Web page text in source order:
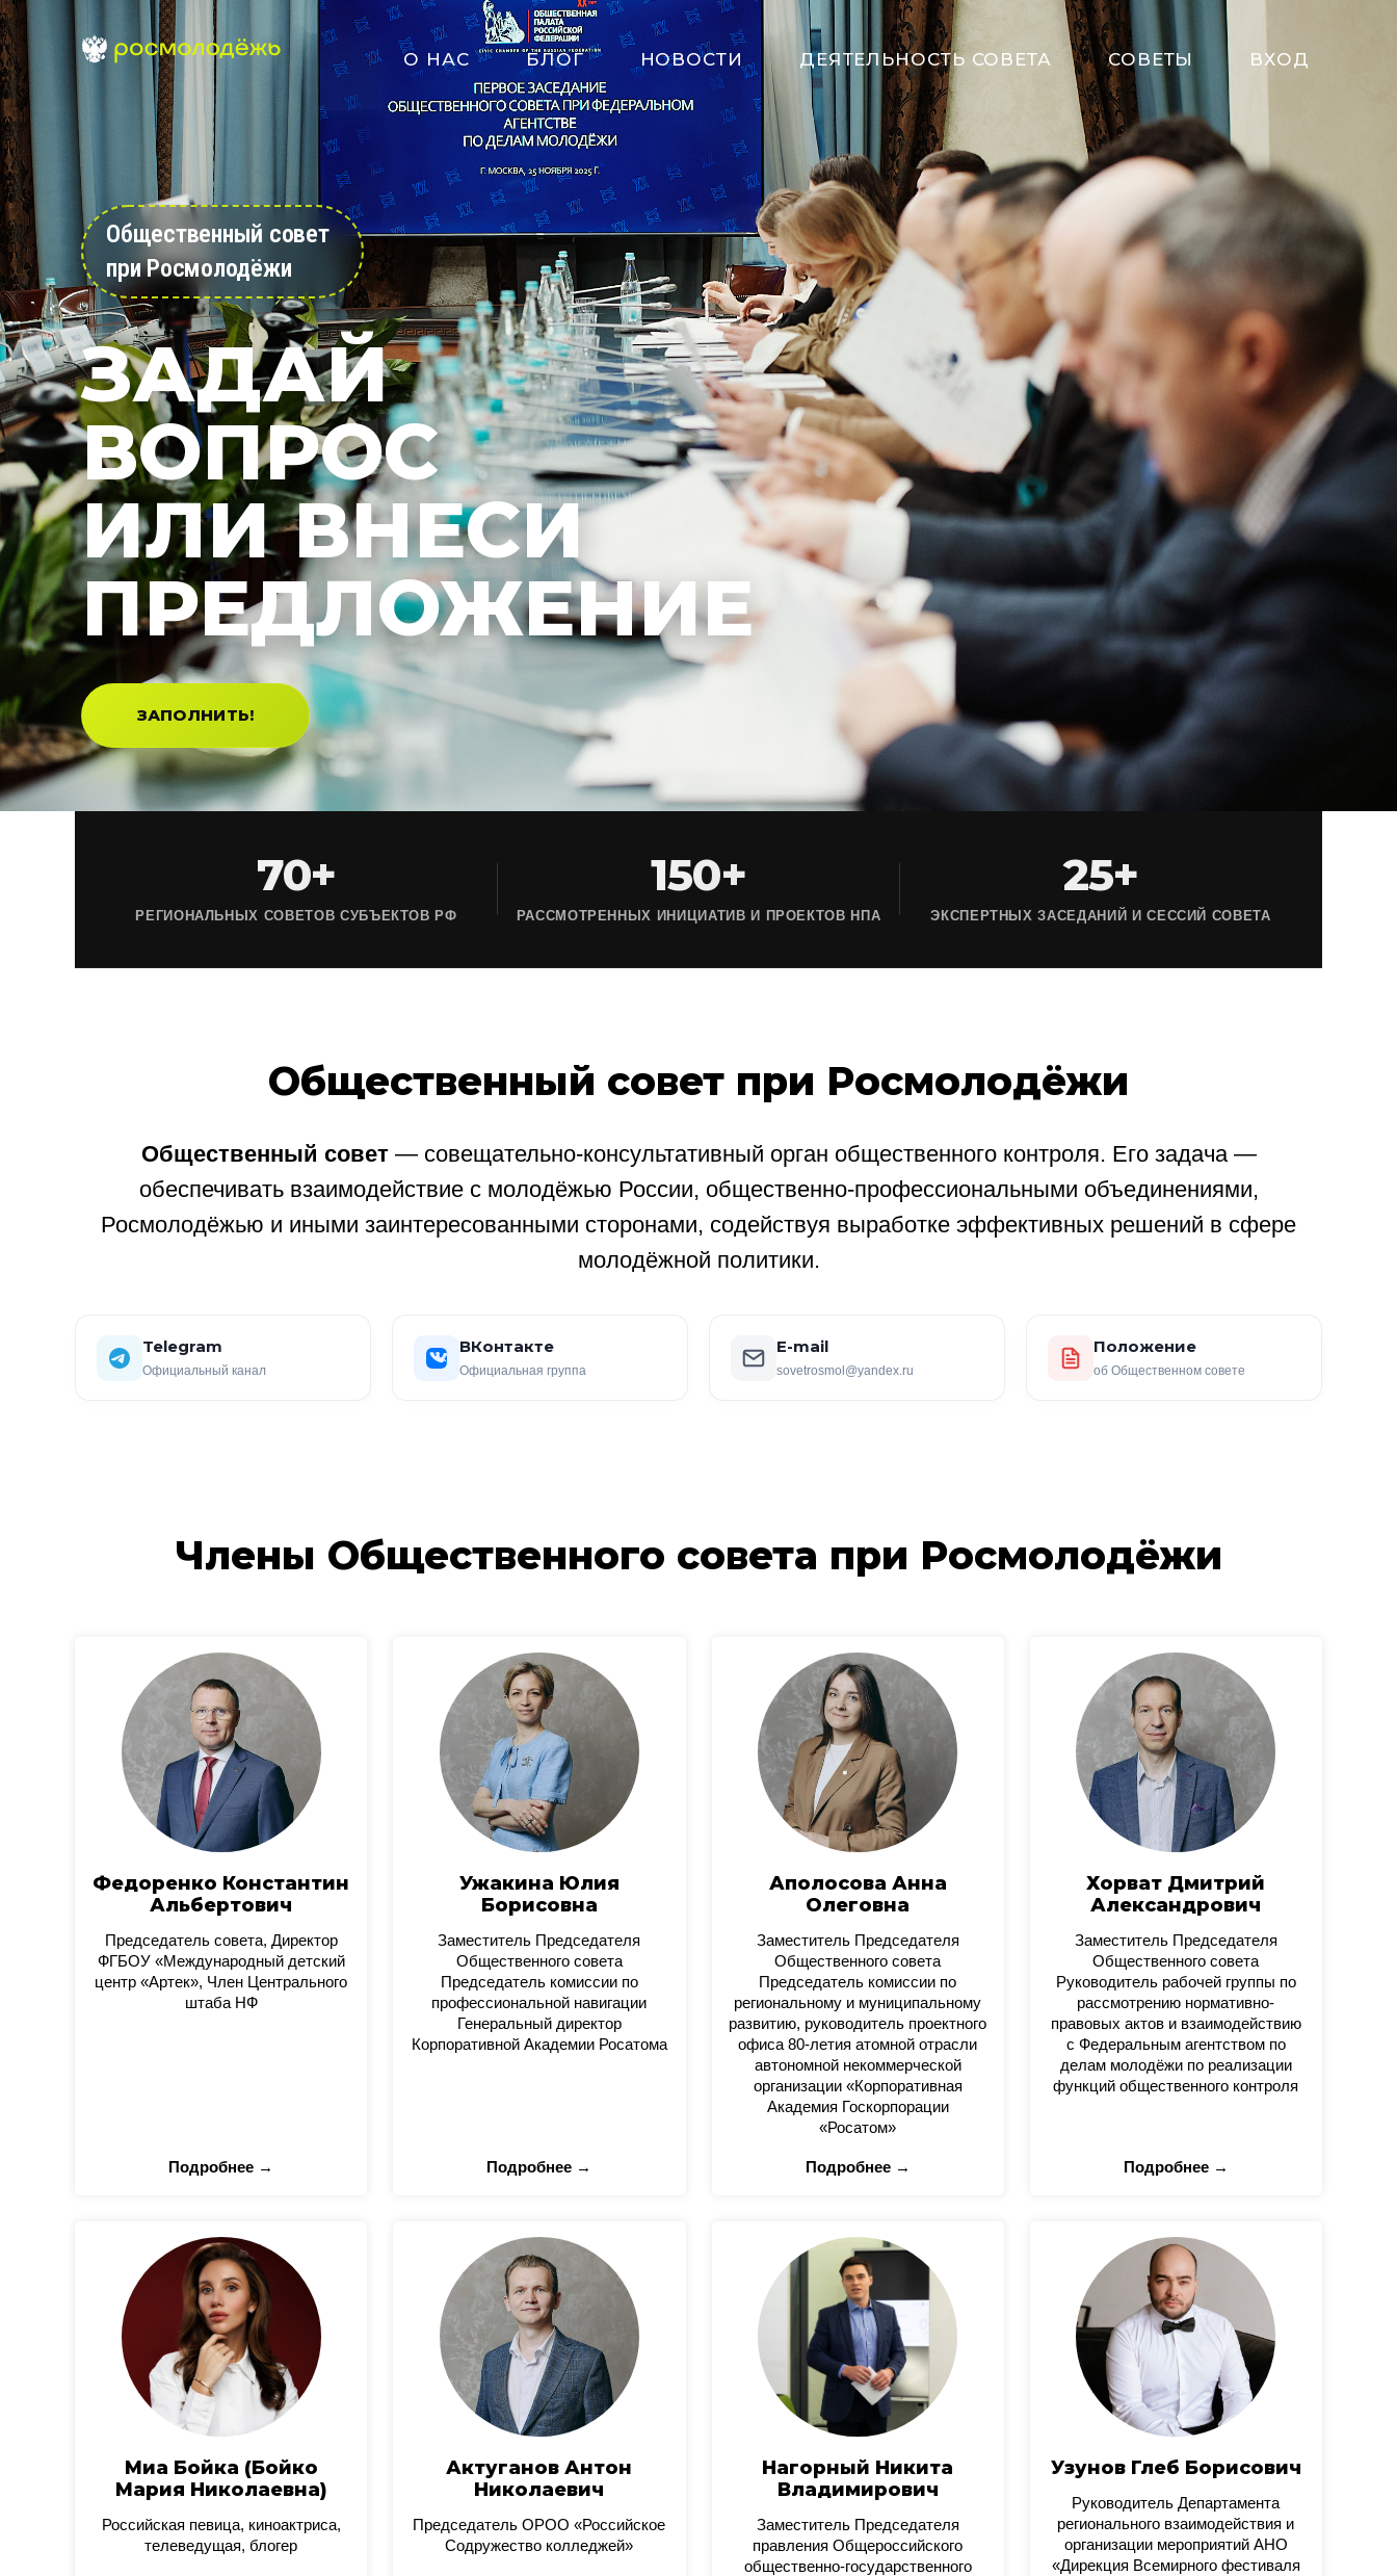
О НАС БЛОГ НОВОСТИ ДЕЯТЕЛЬНОСТЬ СОВЕТА СОВЕТЫ ВХОД
Общественный совет
при Росмолодёжи
ЗАДАЙ
ВОПРОС
ИЛИ ВНЕСИ
ПРЕДЛОЖЕНИЕ
ЗАПОЛНИТЬ!
70+
РЕГИОНАЛЬНЫХ СОВЕТОВ СУБЪЕКТОВ РФ
150+
РАССМОТРЕННЫХ ИНИЦИАТИВ И ПРОЕКТОВ НПА
25+
ЭКСПЕРТНЫХ ЗАСЕДАНИЙ И СЕССИЙ СОВЕТА
Общественный совет при Росмолодёжи
Общественный совет— совещательно-консультативный орган общественного контроля. Его задача —
обеспечивать взаимодействие с молодёжью России, общественно-профессиональными объединениями,
Росмолодёжью и иными заинтересованными сторонами, содействуя выработке эффективных решений в сфере
молодёжной политики.
Telegram
Официальный канал
ВКонтакте
Официальная группа
E-mail
sovetrosmol@yandex.ru
Положение
об Общественном совете
Члены Общественного совета при Росмолодёжи
Федоренко Константин
Альбертович
Председатель совета, Директор
ФГБОУ «Международный детский
центр «Артек», Член Центрального
штаба НФ
Подробнее →
Ужакина Юлия
Борисовна
Заместитель Председателя
Общественного совета
Председатель комиссии по
профессиональной навигации
Генеральный директор
Корпоративной Академии Росатома
Подробнее →
Аполосова Анна
Олеговна
Заместитель Председателя
Общественного совета
Председатель комиссии по
региональному и муниципальному
развитию, руководитель проектного
офиса 80-летия атомной отрасли
автономной некоммерческой
организации «Корпоративная
Академия Госкорпорации
«Росатом»
Подробнее →
Хорват Дмитрий
Александрович
Заместитель Председателя
Общественного совета
Руководитель рабочей группы по
рассмотрению нормативно-
правовых актов и взаимодействию
с Федеральным агентством по
делам молодёжи по реализации
функций общественного контроля
Подробнее →
Миа Бойка (Бойко
Мария Николаевна)
Российская певица, киноактриса,
телеведущая, блогер
Актуганов Антон
Николаевич
Председатель ОРОО «Российское
Содружество колледжей»
Нагорный Никита
Владимирович
Заместитель Председателя
правления Общероссийского
общественно-государственного
Узунов Глеб Борисович
Руководитель Департамента
регионального взаимодействия и
организации мероприятий АНО
«Дирекция Всемирного фестиваля